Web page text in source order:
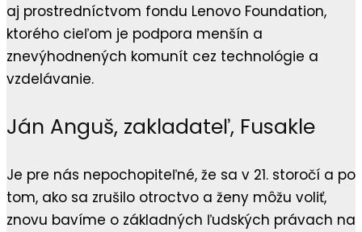
aj prostredníctvom fondu Lenovo Foundation,
ktorého cieľom je podpora menšín a
znevýhodnených komunít cez technológie a
vzdelávanie.
Ján Anguš, zakladateľ, Fusakle
Je pre nás nepochopiteľné, že sa v 21. storočí a po
tom, ako sa zrušilo otroctvo a ženy môžu voliť,
znovu bavíme o základných ľudských právach na